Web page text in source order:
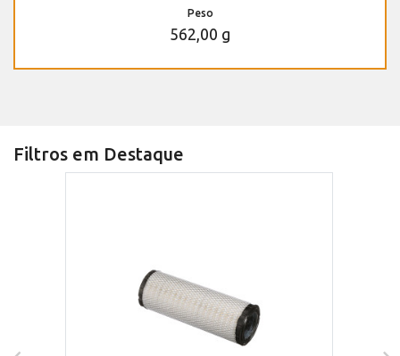
Peso
562,00 g
Filtros em Destaque